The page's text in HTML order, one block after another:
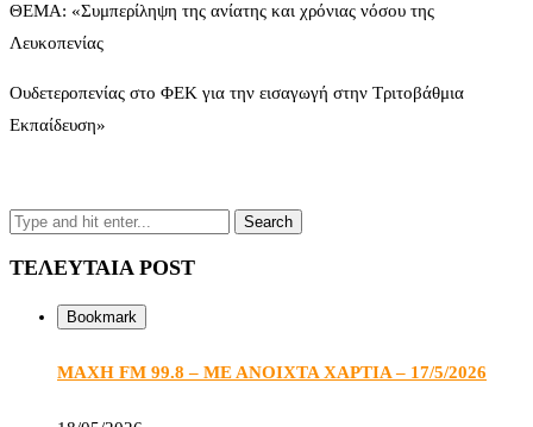
ΘΕΜΑ: «Συμπερίληψη της ανίατης και χρόνιας νόσου της
Λευκοπενίας
Ουδετεροπενίας στο ΦΕΚ για την εισαγωγή στην Τριτοβάθμια
Εκπαίδευση»
ΤΕΛΕΥΤΑΙΑ POST
Bookmark
ΜΑΧΗ FM 99.8 – ΜΕ ΑΝΟΙΧΤΑ ΧΑΡΤΙΑ – 17/5/2026